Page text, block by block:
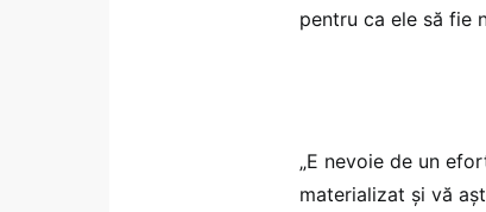
pentru ca ele să fie
„E nevoie de un
materializat și vă